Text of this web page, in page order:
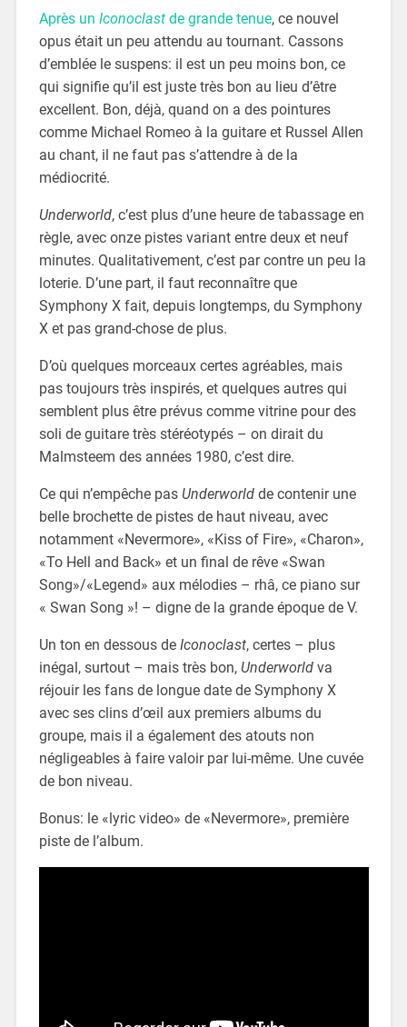
Après un Iconoclastde grande tenue, ce nouvel
opus était un peu attendu au tournant. Cassons
d’emblée le suspens: il est un peu moins bon, ce
qui signifie qu’il est juste très bon au lieu d’être
excellent. Bon, déjà, quand on a des pointures
comme Michael Romeo à la guitare et Russel Allen
au chant, il ne faut pas s’attendre à de la
médiocrité.
Underworld, c’est plus d’une heure de tabassage en
règle, avec onze pistes variant entre deux et neuf
minutes. Qualitativement, c’est par contre un peu la
loterie. D’une part, il faut reconnaître que
Symphony X fait, depuis longtemps, du Symphony
X et pas grand-chose de plus.
D’où quelques morceaux certes agréables, mais
pas toujours très inspirés, et quelques autres qui
semblent plus être prévus comme vitrine pour des
soli de guitare très stéréotypés – on dirait du
Malmsteem des années 1980, c’est dire.
Ce qui n’empêche pas Underworldde contenir une
belle brochette de pistes de haut niveau, avec
notamment «Nevermore», «Kiss of Fire», «Charon»,
«To Hell and Back» et un final de rêve «Swan
Song»/«Legend» aux mélodies – rhâ, ce piano sur
« Swan Song »! – digne de la grande époque de V.
Un ton en dessous de Iconoclast, certes – plus
inégal, surtout – mais très bon, Underworldva
réjouir les fans de longue date de Symphony X
avec ses clins d’œil aux premiers albums du
groupe, mais il a également des atouts non
négligeables à faire valoir par lui-même. Une cuvée
de bon niveau.
Bonus: le «lyric video» de «Nevermore», première
piste de l’album.